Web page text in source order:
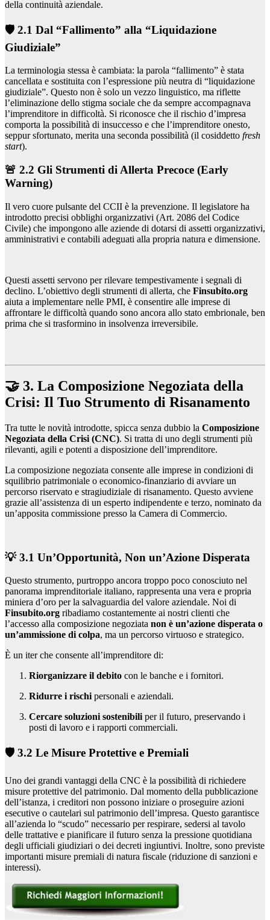
della continuità aziendale.
🛡️ 2.1 Dal “Fallimento” alla “Liquidazione
Giudiziale”
La terminologia stessa è cambiata: la parola “fallimento” è stata
cancellata e sostituita con l’espressione più neutra di “liquidazione
giudiziale”. Questo non è solo un vezzo linguistico, ma riflette
l’eliminazione dello stigma sociale che da sempre accompagnava
l’imprenditore in difficoltà. Si riconosce che il rischio d’impresa
comporta la possibilità di insuccesso e che l’imprenditore onesto,
seppur sfortunato, merita una seconda possibilità (il cosiddetto fresh
start).
🚨 2.2 Gli Strumenti di Allerta Precoce (Early
Warning)
Il vero cuore pulsante del CCII è la prevenzione. Il legislatore ha
introdotto precisi obblighi organizzativi (Art. 2086 del Codice
Civile) che impongono alle aziende di dotarsi di assetti organizzativi,
amministrativi e contabili adeguati alla propria natura e dimensione.
Questi assetti servono per rilevare tempestivamente i segnali di
declino. L’obiettivo degli strumenti di allerta, che Finsubito.org
aiuta a implementare nelle PMI, è consentire alle imprese di
affrontare le difficoltà quando sono ancora allo stato embrionale, ben
prima che si trasformino in insolvenza irreversibile.
🤝 3. La Composizione Negoziata della
Crisi: Il Tuo Strumento di Risanamento
Tra tutte le novità introdotte, spicca senza dubbio la Composizione
Negoziata della Crisi (CNC). Si tratta di uno degli strumenti più
rilevanti, agili e potenti a disposizione dell’imprenditore.
La composizione negoziata consente alle imprese in condizioni di
squilibrio patrimoniale o economico-finanziario di avviare un
percorso riservato e stragiudiziale di risanamento. Questo avviene
grazie all’assistenza di un esperto indipendente e terzo, nominato da
un’apposita commissione presso la Camera di Commercio.
💡 3.1 Un’Opportunità, Non un’Azione Disperata
Questo strumento, purtroppo ancora troppo poco conosciuto nel
panorama imprenditoriale italiano, rappresenta una vera e propria
miniera d’oro per la salvaguardia del valore aziendale. Noi di
Finsubito.org ribadiamo costantemente ai nostri clienti che
l’accesso alla composizione negoziata non è un’azione disperata o
un’ammissione di colpa, ma un percorso virtuoso e strategico.
È un iter che consente all’imprenditore di:
Riorganizzare il debito con le banche e i fornitori.
Ridurre i rischipersonali e aziendali.
Cercare soluzioni sostenibiliper il futuro, preservando i
posti di lavoro e i rapporti commerciali.
🛡️ 3.2 Le Misure Protettive e Premiali
Uno dei grandi vantaggi della CNC è la possibilità di richiedere
misure protettive del patrimonio. Dal momento della pubblicazione
dell’istanza, i creditori non possono iniziare o proseguire azioni
esecutive o cautelari sul patrimonio dell’impresa. Questo garantisce
all’azienda lo “scudo” necessario per respirare, sedersi al tavolo
delle trattative e pianificare il futuro senza la pressione quotidiana
degli ufficiali giudiziari o dei decreti ingiuntivi. Inoltre, sono previste
importanti misure premiali di natura fiscale (riduzione di sanzioni e
interessi).